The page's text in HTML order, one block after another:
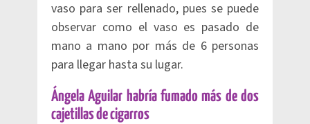
vaso para ser rellenado, pues se puede
observar como el vaso es pasado de
mano a mano por más de 6 personas
para llegar hasta su lugar.
Ángela Aguilar habría fumado más de dos
cajetillas de cigarros